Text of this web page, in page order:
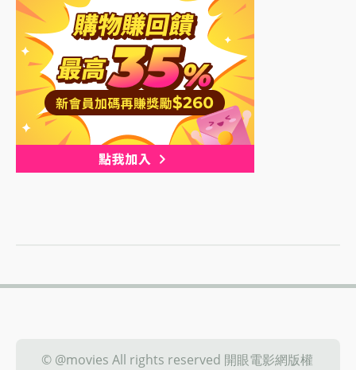
© @movies All rights reserved 開眼電影網版權